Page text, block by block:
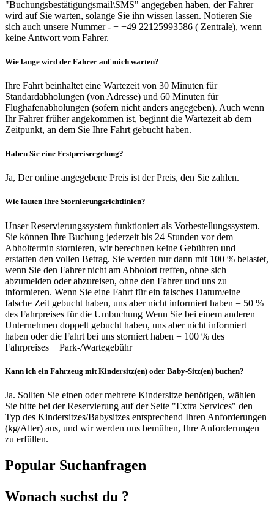
"Buchungsbestätigungsmail\SMS" angegeben haben, der Fahrer
wird auf Sie warten, solange Sie ihn wissen lassen. Notieren Sie
sich auch unsere Nummer - + +49 22125993586 ( Zentrale), wenn
keine Antwort vom Fahrer.
Wie lange wird der Fahrer auf mich warten?
Ihre Fahrt beinhaltet eine Wartezeit von 30 Minuten für
Standardabholungen (von Adresse) und 60 Minuten für
Flughafenabholungen (sofern nicht anders angegeben). Auch wenn
Ihr Fahrer früher angekommen ist, beginnt die Wartezeit ab dem
Zeitpunkt, an dem Sie Ihre Fahrt gebucht haben.
Haben Sie eine Festpreisregelung?
Ja, Der online angegebene Preis ist der Preis, den Sie zahlen.
Wie lauten Ihre Stornierungsrichtlinien?
Unser Reservierungssystem funktioniert als Vorbestellungssystem.
Sie können Ihre Buchung jederzeit bis 24 Stunden vor dem
Abholtermin stornieren, wir berechnen keine Gebühren und
erstatten den vollen Betrag. Sie werden nur dann mit 100 % belastet,
wenn Sie den Fahrer nicht am Abholort treffen, ohne sich
abzumelden oder abzureisen, ohne den Fahrer und uns zu
informieren. Wenn Sie eine Fahrt für ein falsches Datum/eine
falsche Zeit gebucht haben, uns aber nicht informiert haben = 50 %
des Fahrpreises für die Umbuchung Wenn Sie bei einem anderen
Unternehmen doppelt gebucht haben, uns aber nicht informiert
haben oder die Fahrt bei uns storniert haben = 100 % des
Fahrpreises + Park-/Wartegebühr
Kann ich ein Fahrzeug mit Kindersitz(en) oder Baby-Sitz(en) buchen?
Ja. Sollten Sie einen oder mehrere Kindersitze benötigen, wählen
Sie bitte bei der Reservierung auf der Seite "Extra Services" den
Typ des Kindersitzes/Babysitzes entsprechend Ihren Anforderungen
(kg/Alter) aus, und wir werden uns bemühen, Ihre Anforderungen
zu erfüllen.
Popular Suchanfragen
Wonach suchst du ?